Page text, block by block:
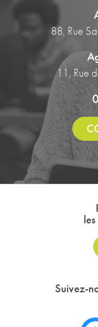
88, Rue
11, Rue
Suivez-